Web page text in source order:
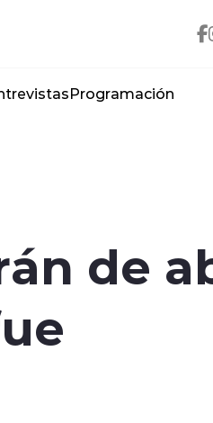
Programación
de